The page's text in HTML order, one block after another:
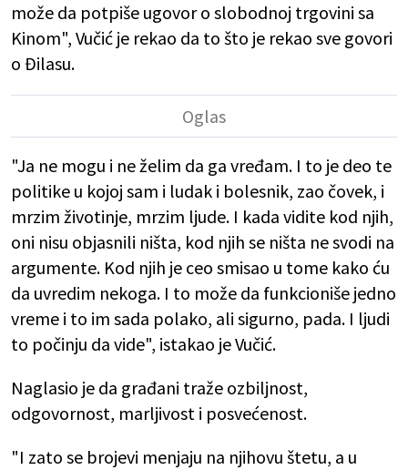
može da potpiše ugovor o slobodnoj trgovini sa
Kinom", Vučić je rekao da to što je rekao sve govori
o Đilasu.
"Ja ne mogu i ne želim da ga vređam. I to je deo te
politike u kojoj sam i ludak i bolesnik, zao čovek, i
mrzim životinje, mrzim ljude. I kada vidite kod njih,
oni nisu objasnili ništa, kod njih se ništa ne svodi na
argumente. Kod njih je ceo smisao u tome kako ću
da uvredim nekoga. I to može da funkcioniše jedno
vreme i to im sada polako, ali sigurno, pada. I ljudi
to počinju da vide", istakao je Vučić.
Naglasio je da građani traže ozbiljnost,
odgovornost, marljivost i posvećenost.
"I zato se brojevi menjaju na njihovu štetu, a u